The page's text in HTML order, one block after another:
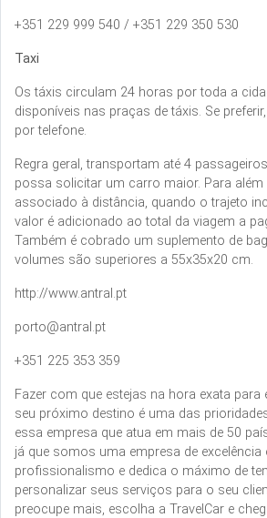
+351 229 999 540 / +351 229 350 530
Taxi
Os táxis circulam 24 horas por toda a
disponíveis nas praças de táxis. Se
por telefone.
Regra geral, transportam até 4
possa solicitar um carro maior. Para
associado à distância, quando o trajeto
valor é adicionado ao total da viagem a
Também é cobrado um suplemento de
volumes são superiores a 55x35x20 cm.
http://www.antral.pt
porto@antral.pt
+351 225 353 359
Fazer com que estejas na hora exata
seu próximo destino é uma das
essa empresa que atua em mais de 50
já que somos uma empresa de excelência
profissionalismo e dedica o máximo de
personalizar seus serviços para o seu
preocupe mais, escolha a TravelCar e